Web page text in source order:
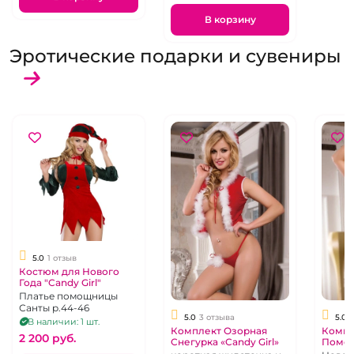
В корзину
Эротические подарки и сувениры
5.0 1 отзыв
Костюм для Нового
Года "Candy Girl"
Платье помощницы
Санты р.44-46
В наличии: 1 шт.
2 200 pуб.
5.0 3 отзыва
Комплект Озорная
Снегурка «Candy Girl»
5.0